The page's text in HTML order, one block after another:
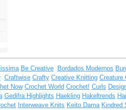
Be Creative Bordados Modernos
Craftwise Crafty Creative Knitting Creature
Now Crochet World Crochet! Curls
Gedifra Highlights Haekling Hakeltrends
Interweave Knits Keito Dama Kindred